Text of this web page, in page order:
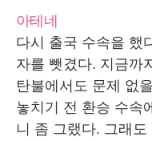
아테네
다시 출국 수속을 했
자를 뺏겼다. 지금까
탄불에서도 문제 없
놓치기 전 환승 수속
니 좀 그랬다. 그래